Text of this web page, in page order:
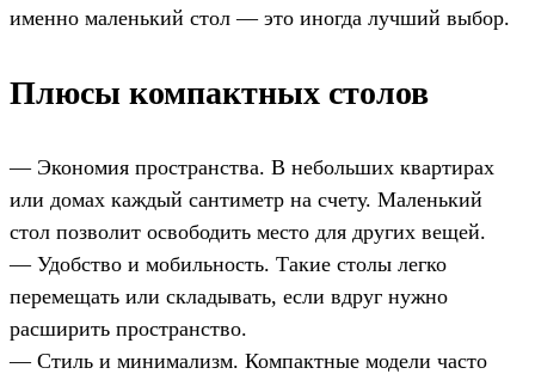
именно маленький стол — это иногда лучший выбор.
Плюсы компактных столов
— Экономия пространства. В небольших квартирах
или домах каждый сантиметр на счету. Маленький
стол позволит освободить место для других вещей.
— Удобство и мобильность. Такие столы легко
перемещать или складывать, если вдруг нужно
расширить пространство.
— Стиль и минимализм. Компактные модели часто